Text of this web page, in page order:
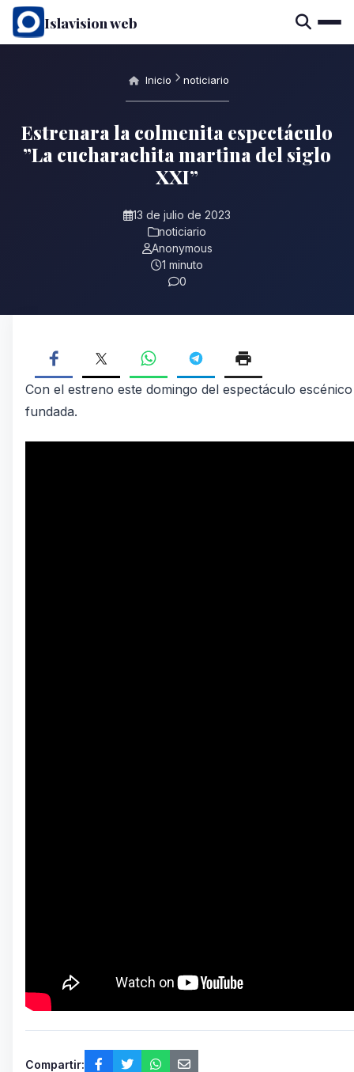
Islavision web
Inicio noticiario
Estrenara la colmenita espectáculo
”La cucharachita martina del siglo
XXI”
13 de julio de 2023
noticiario
Anonymous
1 minuto
0
Con el estreno este domingo del espectáculo
fundada.
Compartir: